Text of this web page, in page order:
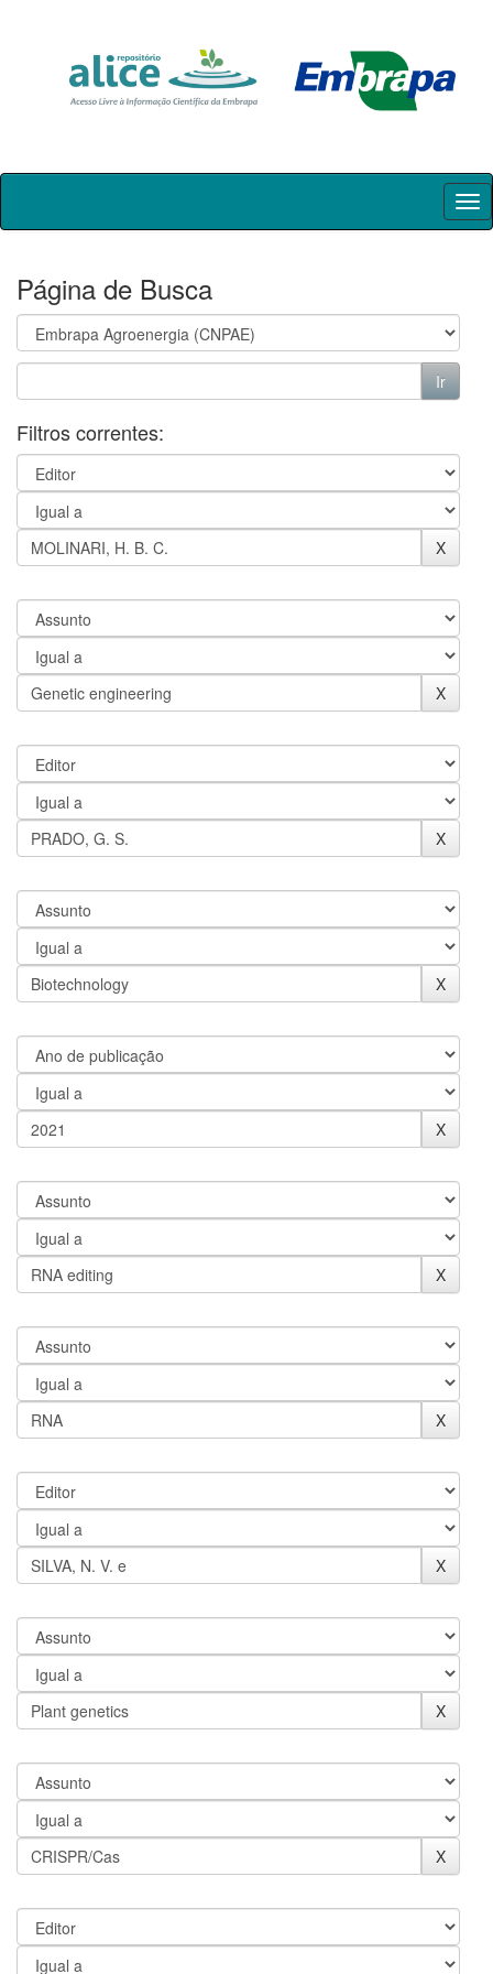
Skip
Página de Busca
Filtros correntes: